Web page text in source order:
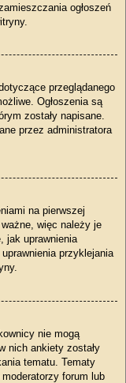
ogłoszeń
przeglądanego
Ogłoszenia są
zostały napisane.
przez administratora
na pierwszej
więc należy je
jak uprawnienia
przyklejania
nie mogą
nich ankiety zostały
tematu. Tematy
forum lub